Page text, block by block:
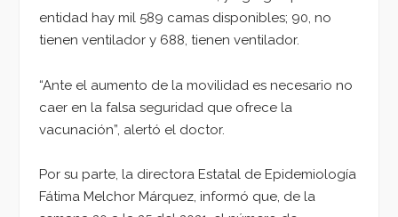
entidad hay mil 589 camas disponibles; 90, no
tienen ventilador y 688, tienen ventilador.
“Ante el aumento de la movilidad es necesario no
caer en la falsa seguridad que ofrece la
vacunación”, alertó el doctor.
Por su parte, la directora Estatal de Epidemiología
Fátima Melchor Márquez, informó que, de la